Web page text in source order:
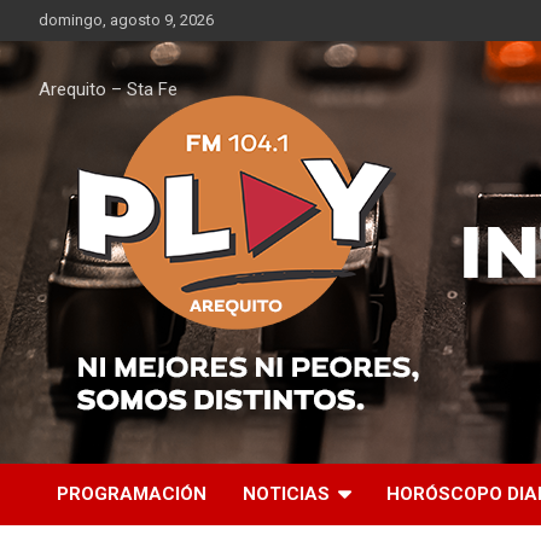
al
contenido
domingo, agosto 9, 2026
Arequito – Sta Fe
PROGRAMACIÓN NOTICIAS HORÓSCOPO